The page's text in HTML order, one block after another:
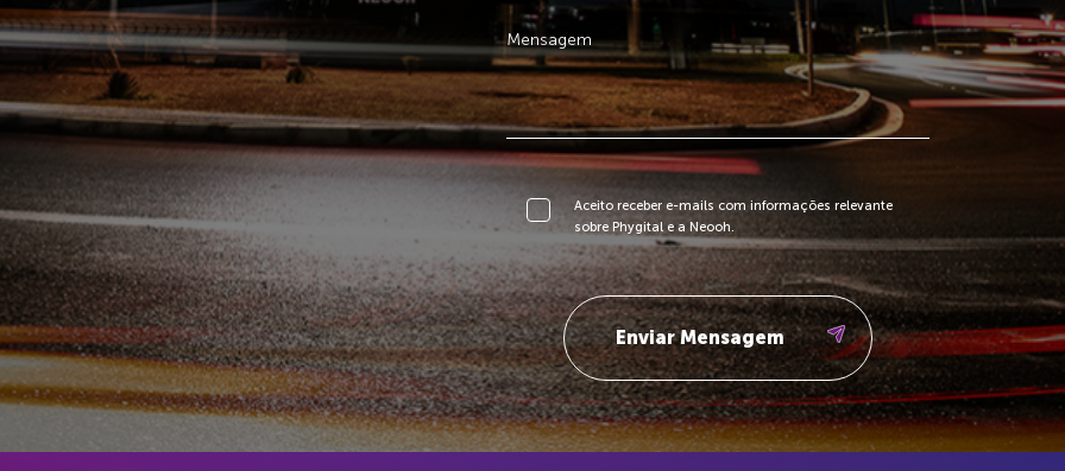
Aceito receber e-mails com informações relevante
sobre Phygital e a Neooh.